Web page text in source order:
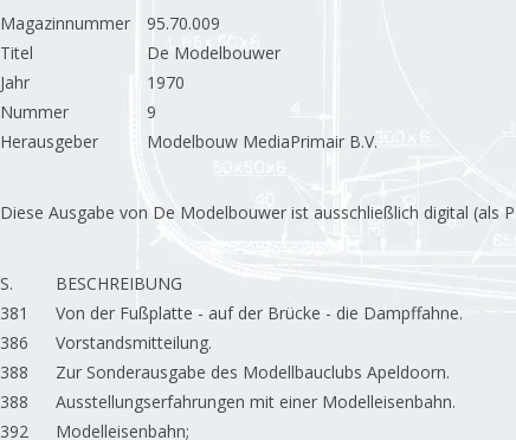
Magazinnummer
95.70.009
Titel
De Modelbouwer
Jahr
1970
Nummer
9
Herausgeber
Modelbouw MediaPrimair B.V.
Diese Ausgabe von De Modelbouwer ist ausschließlich digital (als
S. BESCHREIBUNG
381
Von der Fußplatte - auf der Brücke - die Dampffahne.
386
Vorstandsmitteilung.
388
Zur Sonderausgabe des Modellbauclubs Apeldoorn.
388
Ausstellungserfahrungen mit einer Modelleisenbahn.
392
Modelleisenbahn;